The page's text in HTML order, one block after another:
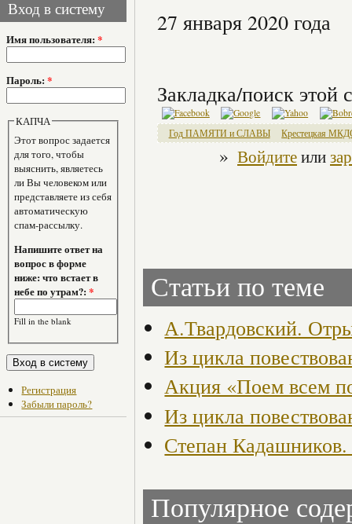
Вход в систему
Имя пользователя: *
Пароль: *
КАПЧА
Этот вопрос задается
для того, чтобы
выяснить, являетесь
ли Вы человеком или
представляете из себя
автоматическую
спам-рассылку.
Напишите ответ на
вопрос в форме
ниже: что встает в
небе по утрам?:*
Fill in the blank
Регистрация
Забыли пароль?
27 января 2020 года
Закладка/поиск этой
Год ПАМЯТИ и СЛАВЫ Крестецкая
» Войдитеили
Статьи по теме
А.Твардовский.
Из цикла
Акция «Поем всем
Из цикла
Степан
Популярное